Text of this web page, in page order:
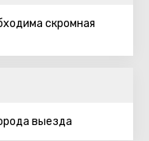
скромная
выезда